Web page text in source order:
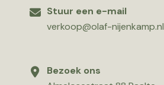
Stuur een e-mail
verkoop@olaf-nijenkamp.nl
Bezoek ons